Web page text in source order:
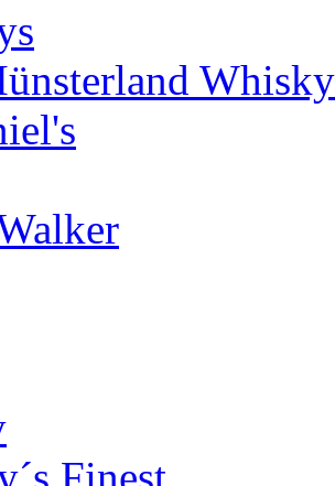
Whisky